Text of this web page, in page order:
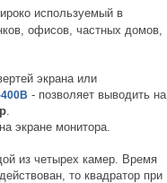
используемый в
офисов, частных домов,
экрана или
- позволяет выводить на
.
экране монитора.
из четырех камер. Время
то квадратор при